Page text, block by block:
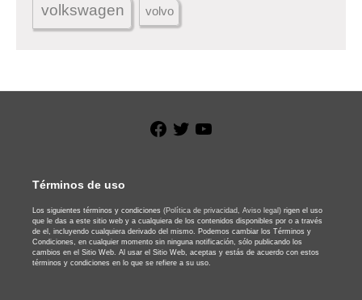
volkswagen volvo
Facebook
Twitter
Términos de uso
Los siguientes términos y condiciones (Política de privacidad, Aviso legal) rigen el uso
que le das a este sitio web y a cualquiera de los contenidos disponibles por o a través
de el, incluyendo cualquiera derivado del mismo. Podemos cambiar los Términos y
Condiciones, en cualquier momento sin ninguna notificación, sólo publicando los
cambios en el Sitio Web. Al usar el Sitio Web, aceptas y estás de acuerdo con estos
términos y condiciones en lo que se refiere a su uso.